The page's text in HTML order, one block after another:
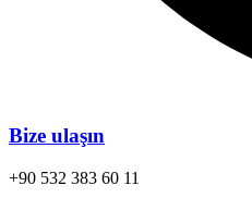
Bize ulaşın
+90 532 383 60 11